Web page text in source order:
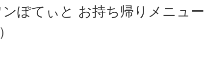
ぽてぃと お持ち帰りメニュー